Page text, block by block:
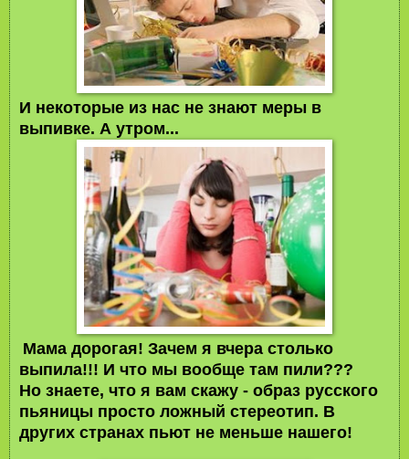
И некоторые из нас не знают меры в
выпивке. А утром...
Мама дорогая! Зачем я вчера столько
выпила!!! И что мы вообще там пили???
Но знаете, что я вам скажу - образ русского
пьяницы просто ложный стереотип. В
других странах пьют не меньше нашего!